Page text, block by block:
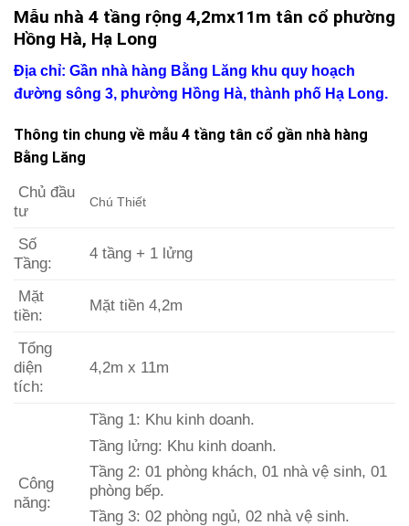
Mẫu nhà 4 tầng rộng 4,2mx11m tân cổ phường
Hồng Hà, Hạ Long
Địa chỉ: Gần nhà hàng Bằng Lăng khu quy hoạch
đường sông 3, phường Hồng Hà, thành phố Hạ Long.
Thông tin chung về mẫu 4 tầng tân cổ gần nhà hàng
Bằng Lăng
Chủ đầu
tư
Chú Thiết
Số
Tầng:
4 tầng + 1 lửng
Mặt
tiền:
Mặt tiền 4,2m
Tổng
diện
tích:
4,2m x 11m
Công
năng:
Tầng 1: Khu kinh doanh.
Tầng lửng: Khu kinh doanh.
Tầng 2: 01 phòng khách, 01 nhà vệ sinh, 01
phòng bếp.
Tầng 3: 02 phòng ngủ, 02 nhà vệ sinh.